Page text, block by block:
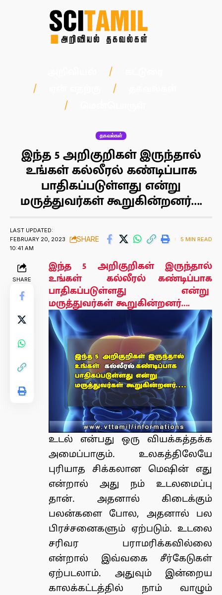
தகவல்கள்
இந்த 5 அறிகுறிகள் இருந்தால்
உங்கள் கல்லீரல் கண்டிப்பாக
பாதிகப்படுள்ளது என்று
மருத்துவர்கள் கூறுகின்றனர்….
LAST UPDATED:
FEBRUARY 20, 2023
10:41 AM
SHARE 5 MIN READ
SHARE
இந்த 5 அறிகுறிகள் இருந்தால்
உங்கள் கல்லீரல் கண்டிப்பாக
பாதிகப்படுள்ளது என்று
மருத்துவர்கள் கூறுகின்றனர்….
உடல் என்பது ஒரு வியக்கத்தக்க
அமைப்பாகும். உலகத்திலேயே
புரியாத சிக்கலான மெஷின் எது
என்றால் அது நம் உடலமைப்பு
தான். அதனால் கிடைக்கும்
பலன்களை போல, அதனால் பல
பிரச்சனைகளும் ஏற்படும். உடலை
சரிவர பராமரிக்கவில்லை
என்றால் இவ்வகை சீர்கேடுகள்
ஏற்படலாம். அதுவும் இன்றைய
காலக்கட்டத்தில் நாம் வாழும்